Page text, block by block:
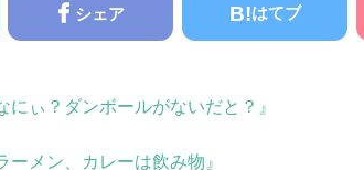
シェア B!はてブ
ぃ？ダンボールがないだと？』
メン、カレーは飲み物』